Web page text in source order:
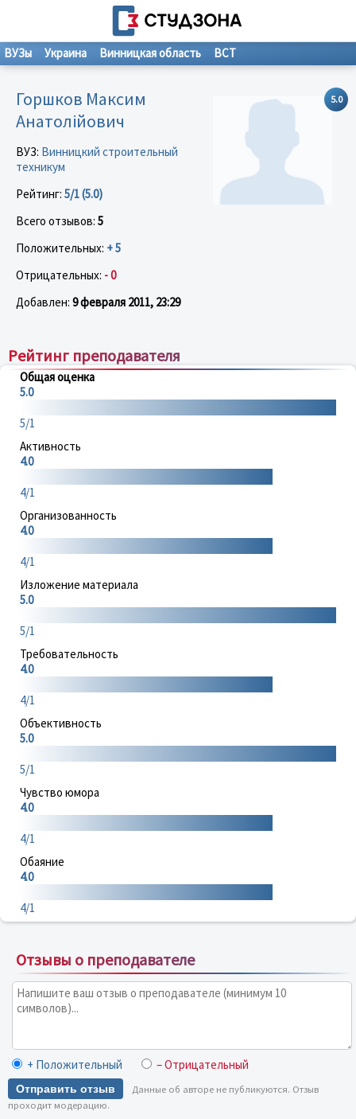
ВУЗы Украина Винницкая область ВСТ
5.0
Горшков Максим
Анатолійович
ВУЗ: Винницкий строительный
техникум
Рейтинг: 5/1 (5.0)
Всего отзывов: 5
Положительных: + 5
Отрицательных: - 0
Добавлен: 9 февраля 2011, 23:29
Рейтинг преподавателя
Общая оценка
5.0
5/1
Активность
4.0
4/1
Организованность
4.0
4/1
Изложение материала
5.0
5/1
Требовательность
4.0
4/1
Объективность
5.0
5/1
Чувство юмора
4.0
4/1
Обаяние
4.0
4/1
Отзывы о преподавателе
+ Положительный – Отрицательный
Отправить отзыв
Данные об авторе не публикуются. Отзыв
проходит модерацию.